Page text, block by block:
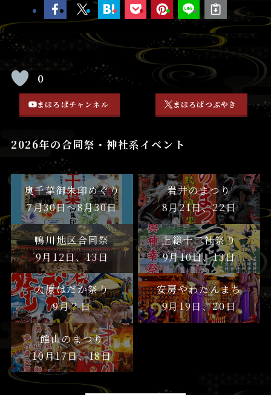
0
まほろばチャンネル まほろばつぶやき
2026年の合同祭・神社系イベント
奥千葉御朱印めぐり
7月30日〜8月30日
岩井のまつり
8月21日、22日
鴨川地区合同祭
9月12日、13日
上総十二社祭り
9月10日、13日
大原はだか祭り
9月？日
安房やわたんまち
9月19日、20日
館山のまつり
10月17日、18日